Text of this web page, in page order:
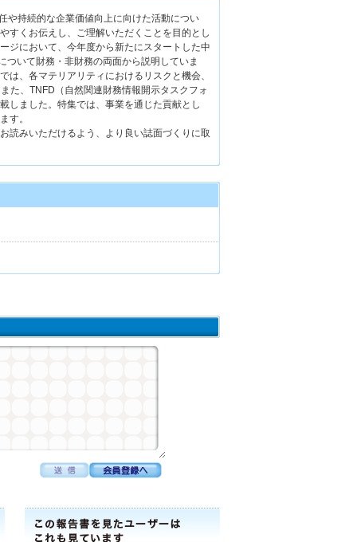
や持続的な企業価値向上に向けた活動につい
すくお伝えし、ご理解いただくことを目的とし
ジにおいて、今年度から新たにスタートした中
いて財務・非財務の両面から説明していま
は、各マテリアリティにおけるリスクと機会、
た、TNFD（自然関連財務情報開示タスクフォ
しました。特集では、事業を通じた貢献とし
す。
読みいただけるよう、より良い誌面づくりに取